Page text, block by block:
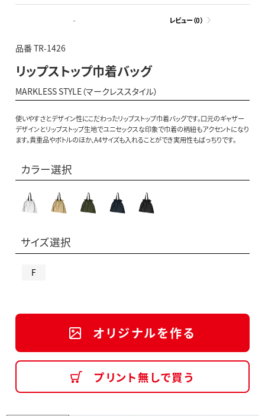
- レビュー（0）
品番 TR-1426
リップストップ巾着バッグ
MARKLESS STYLE（マークレススタイル）
使いやすさとデザイン性にこだわったリップストップ巾着バッグです。口元のギャザー
デザインとリップストップ生地でユニセックスな印象で巾着の柄紐もアクセントになり
ます。貴重品やボトルのほか、A4サイズも入れることができ実用性もばっちりです。
カラー選択
サイズ選択
F
オリジナルを作る
プリント無しで買う